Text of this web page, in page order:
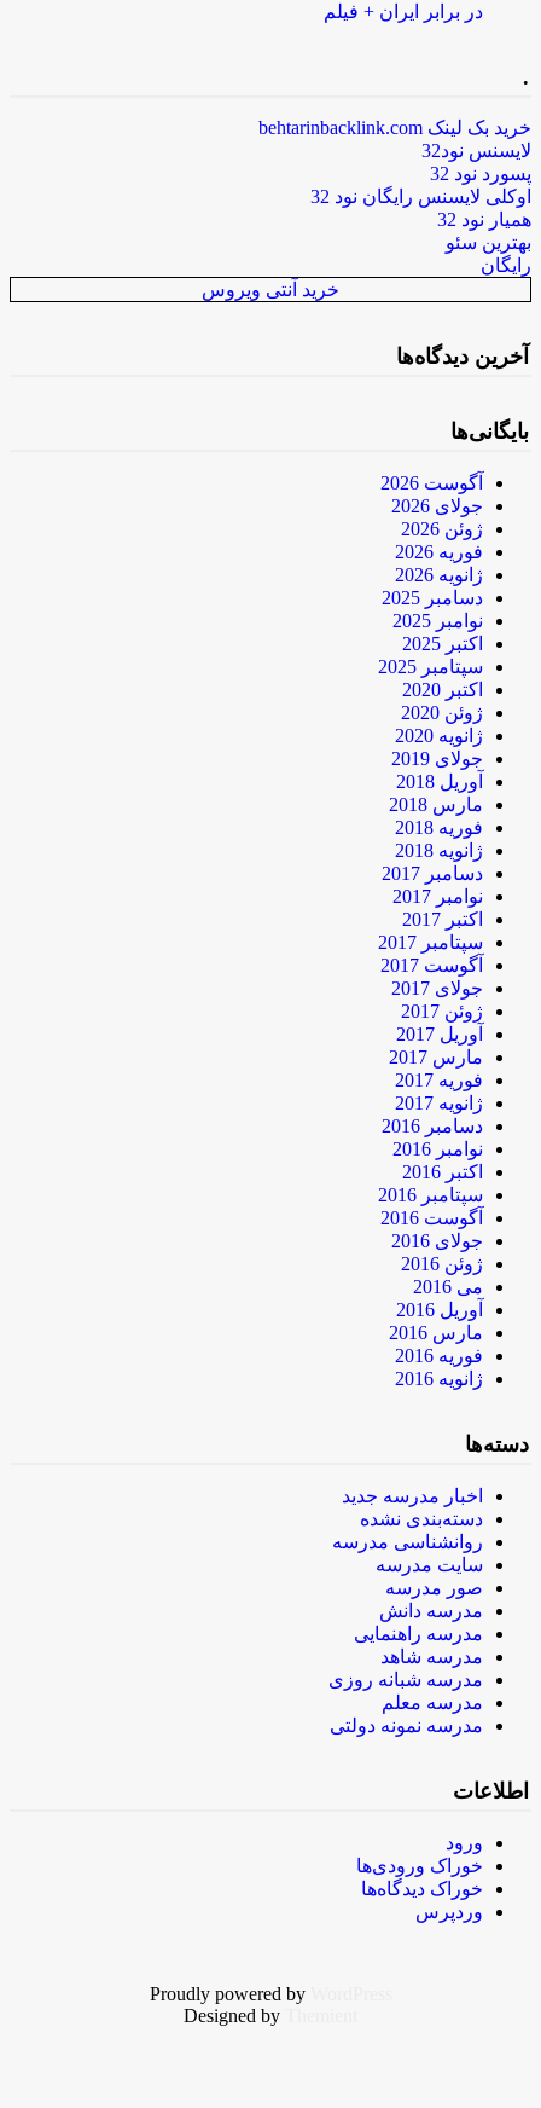
در برابر ایران + فیلم
خرید بک لینک behtarinbacklink.com
لایسنس نود32
پسورد نود 32
اوکلی لایسنس رایگان نود 32
همیار نود 32
بهترین سئو
رایگان
خرید آنتی ویروس
آخرین دیدگاه‌ها
بایگانی‌ها
آگوست 2026
جولای 2026
ژوئن 2026
فوریه 2026
ژانویه 2026
دسامبر 2025
نوامبر 2025
اکتبر 2025
سپتامبر 2025
اکتبر 2020
ژوئن 2020
ژانویه 2020
جولای 2019
آوریل 2018
مارس 2018
فوریه 2018
ژانویه 2018
دسامبر 2017
نوامبر 2017
اکتبر 2017
سپتامبر 2017
آگوست 2017
جولای 2017
ژوئن 2017
آوریل 2017
مارس 2017
فوریه 2017
ژانویه 2017
دسامبر 2016
نوامبر 2016
اکتبر 2016
سپتامبر 2016
آگوست 2016
جولای 2016
ژوئن 2016
می 2016
آوریل 2016
مارس 2016
فوریه 2016
ژانویه 2016
دسته‌ها
اخبار مدرسه جدید
دسته‌بندی نشده
روانشناسی مدرسه
سایت مدرسه
صور مدرسه
مدرسه دانش
مدرسه راهنمایی
مدرسه شاهد
مدرسه شبانه روزی
مدرسه معلم
مدرسه نمونه دولتی
اطلاعات
ورود
خوراک ورودی‌ها
خوراک دیدگاه‌ها
وردپرس
Proudly powered by
Designed by